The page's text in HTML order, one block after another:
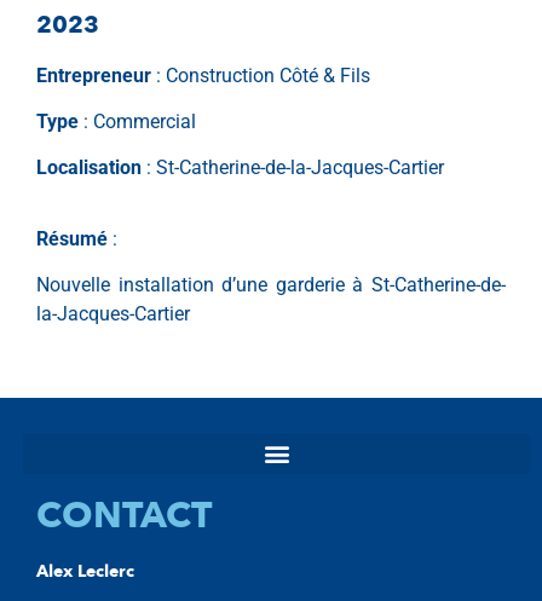
2023
Entrepreneur : Construction Côté & Fils
Type : Commercial
Localisation : St-Catherine-de-la-Jacques-Cartier
Résumé :
Nouvelle installation d’une garderie à St-Catherine-de-
la-Jacques-Cartier
CONTACT
Alex Leclerc